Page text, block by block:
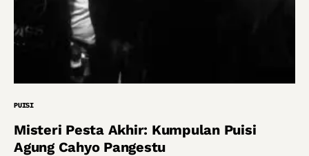
PUISI
Misteri Pesta Akhir: Kumpulan Puisi
Agung Cahyo Pangestu